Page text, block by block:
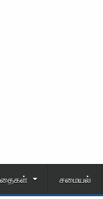
சமையல்